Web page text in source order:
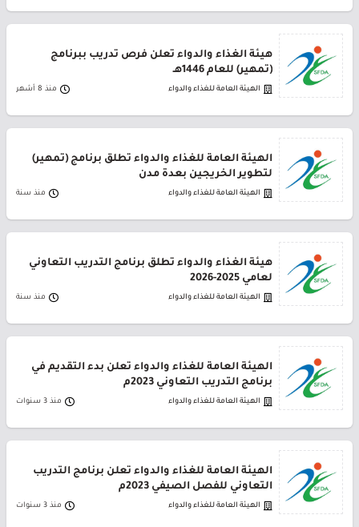
هيئة الغذاء والدواء تعلن فرص تدريب ببرنامج
(تمهير) للعام 1446هـ
الهيئة العامة للغذاء والدواء منذ 8 أشهر
الهيئة العامة للغذاء والدواء تطلق برنامج (تمهير)
لتطوير الخريجين بعدة مدن
الهيئة العامة للغذاء والدواء منذ سنة
هيئة الغذاء والدواء تطلق برنامج التدريب التعاوني
لعامي 2025-2026
الهيئة العامة للغذاء والدواء منذ سنة
الهيئة العامة للغذاء والدواء تعلن بدء التقديم في
برنامج التدريب التعاوني 2023م
الهيئة العامة للغذاء والدواء منذ 3 سنوات
الهيئة العامة للغذاء والدواء تعلن برنامج التدريب
التعاوني للفصل الصيفي 2023م
الهيئة العامة للغذاء والدواء منذ 3 سنوات